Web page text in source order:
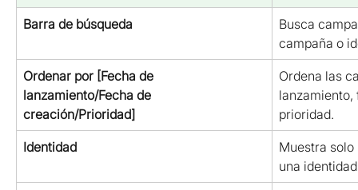
Barra de búsqueda
Busca
campaña o
Ordenar por [Fecha de
lanzamiento/Fecha de
creación/Prioridad]
Ordena las
prioridad.
Identidad
Muestra
una